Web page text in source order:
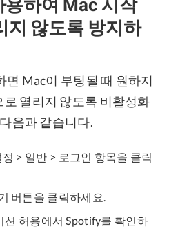
하여 Mac 시작
지 않도록 방지하
면 Mac이 부팅될 때 원하지
열리지 않도록 비활성화
음과 같습니다.
> 일반 > 로그인 항목을 클릭
버튼을 클릭하세요.
션 허용에서 Spotify를 확인하